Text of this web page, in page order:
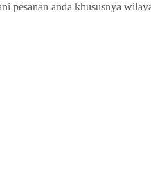
pesanan anda khususnya